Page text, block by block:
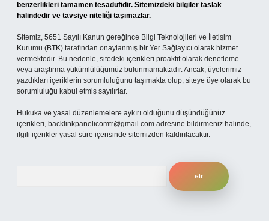
benzerlikleri tamamen tesadüfidir. Sitemizdeki bilgiler taslak
halindedir ve tavsiye niteliği taşımazlar.
Sitemiz, 5651 Sayılı Kanun gereğince Bilgi Teknolojileri ve İletişim
Kurumu (BTK) tarafından onaylanmış bir Yer Sağlayıcı olarak hizmet
vermektedir. Bu nedenle, sitedeki içerikleri proaktif olarak denetleme
veya araştırma yükümlülüğümüz bulunmamaktadır. Ancak, üyelerimiz
yazdıkları içeriklerin sorumluluğunu taşımakta olup, siteye üye olarak bu
sorumluluğu kabul etmiş sayılırlar.
Hukuka ve yasal düzenlemelere aykırı olduğunu düşündüğünüz
içerikleri, backlinkpanelicomtr@gmail.com adresine bildirmeniz halinde,
ilgili içerikler yasal süre içerisinde sitemizden kaldırılacaktır.